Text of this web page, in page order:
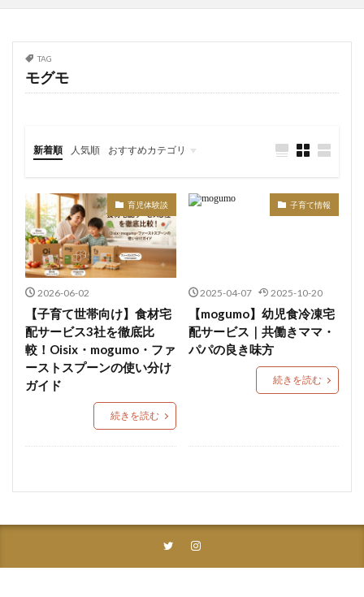
TAG
モグモ
新着順 人気順 おすすめカテゴリ
育児体験談
2026-06-02
【子育て世帯向け】食材宅
配サービス3社を徹底比
較！Oisix・mogumo・ファ
ーストスプーンの使い分け
ガイド
続きを読む
子育て情報
2025-04-07 2025-10-20
【mogumo】幼児食冷凍宅
配サービス｜共働きママ・
パパの良き味方
続きを読む